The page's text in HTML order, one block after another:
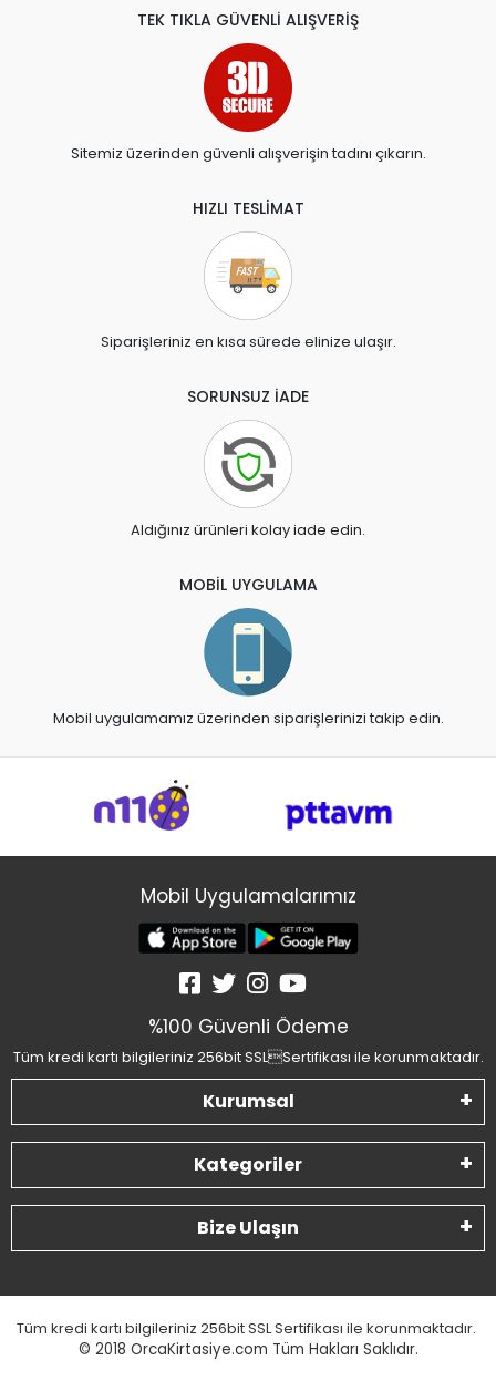
TEK TIKLA GÜVENLİ ALIŞVERİŞ
Sitemiz üzerinden güvenli alışverişin tadını çıkarın.
HIZLI TESLİMAT
Siparişleriniz en kısa sürede elinize ulaşır.
SORUNSUZ İADE
Aldığınız ürünleri kolay iade edin.
MOBİL UYGULAMA
Mobil uygulamamız üzerinden siparişlerinizi takip edin.
Mobil Uygulamalarımız
%100 Güvenli Ödeme
Tüm kredi kartı bilgileriniz 256bit SSLSertifikası ile korunmaktadır.
Kurumsal
Kategoriler
Bize Ulaşın
Tüm kredi kartı bilgileriniz 256bit SSL Sertifikası ile korunmaktadır.
© 2018 OrcaKirtasiye.com Tüm Hakları Saklıdır.